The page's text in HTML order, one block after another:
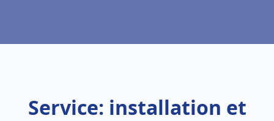
Service: installation et